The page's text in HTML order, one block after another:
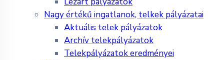
Nagy értékű ingatlanok, telkek pályázatai
Aktuális telek pályázatok
Archív telekpályázatok
Telekpályázatok eredményei